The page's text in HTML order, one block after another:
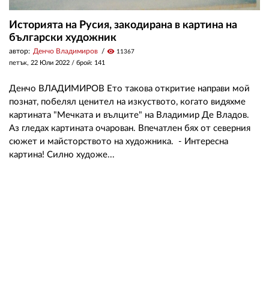
Историята на Русия, закодирана в картина на
български художник
автор: Денчо Владимиров visibility 11367
петък, 22 Юли 2022 / брой: 141
Денчо ВЛАДИМИРОВ Ето такова откритие направи мой
познат, побелял ценител на изкуството, когато видяхме
картината "Мечката и вълците" на Владимир Де Владов.
Аз гледах картината очарован. Впечатлен бях от северния
сюжет и майсторството на художника. - Интересна
картина! Силно художе...